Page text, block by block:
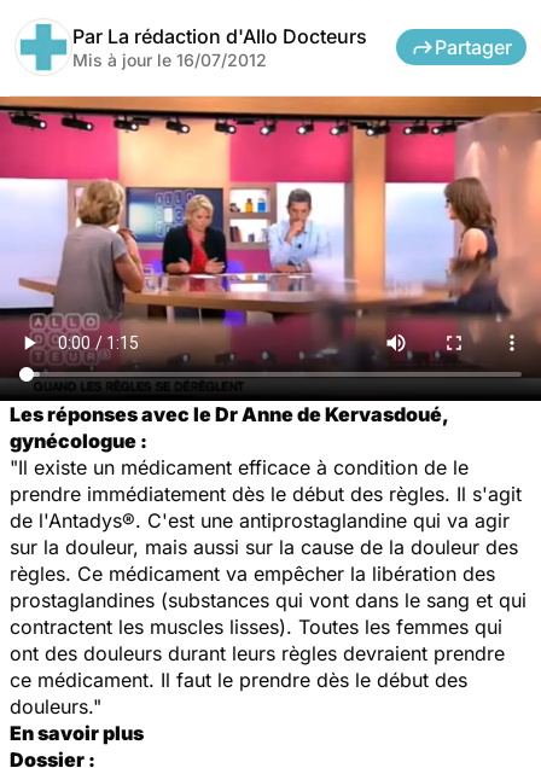
Par La rédaction d'Allo Docteurs
Mis à jour le 16/07/2012
Partager
Les réponses avec le Dr Anne de Kervasdoué,
gynécologue :
"Il existe un médicament efficace à condition de le
prendre immédiatement dès le début des règles. Il s'agit
de l'Antadys®. C'est une antiprostaglandine qui va agir
sur la douleur, mais aussi sur la cause de la douleur des
règles. Ce médicament va empêcher la libération des
prostaglandines (substances qui vont dans le sang et qui
contractent les muscles lisses). Toutes les femmes qui
ont des douleurs durant leurs règles devraient prendre
ce médicament. Il faut le prendre dès le début des
douleurs."
En savoir plus
Dossier :